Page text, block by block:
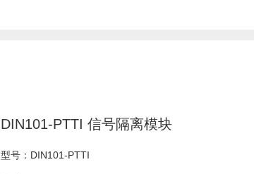
DIN101-PTTI 信号隔离模块
型号：DIN101-PTTI